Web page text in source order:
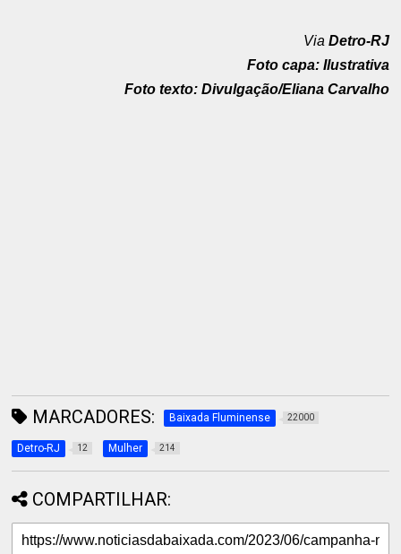
Via Detro-RJ
Foto capa: Ilustrativa
Foto texto: Divulgação/Eliana Carvalho
MARCADORES: Baixada Fluminense 22000
Detro-RJ 12 Mulher 214
COMPARTILHAR: